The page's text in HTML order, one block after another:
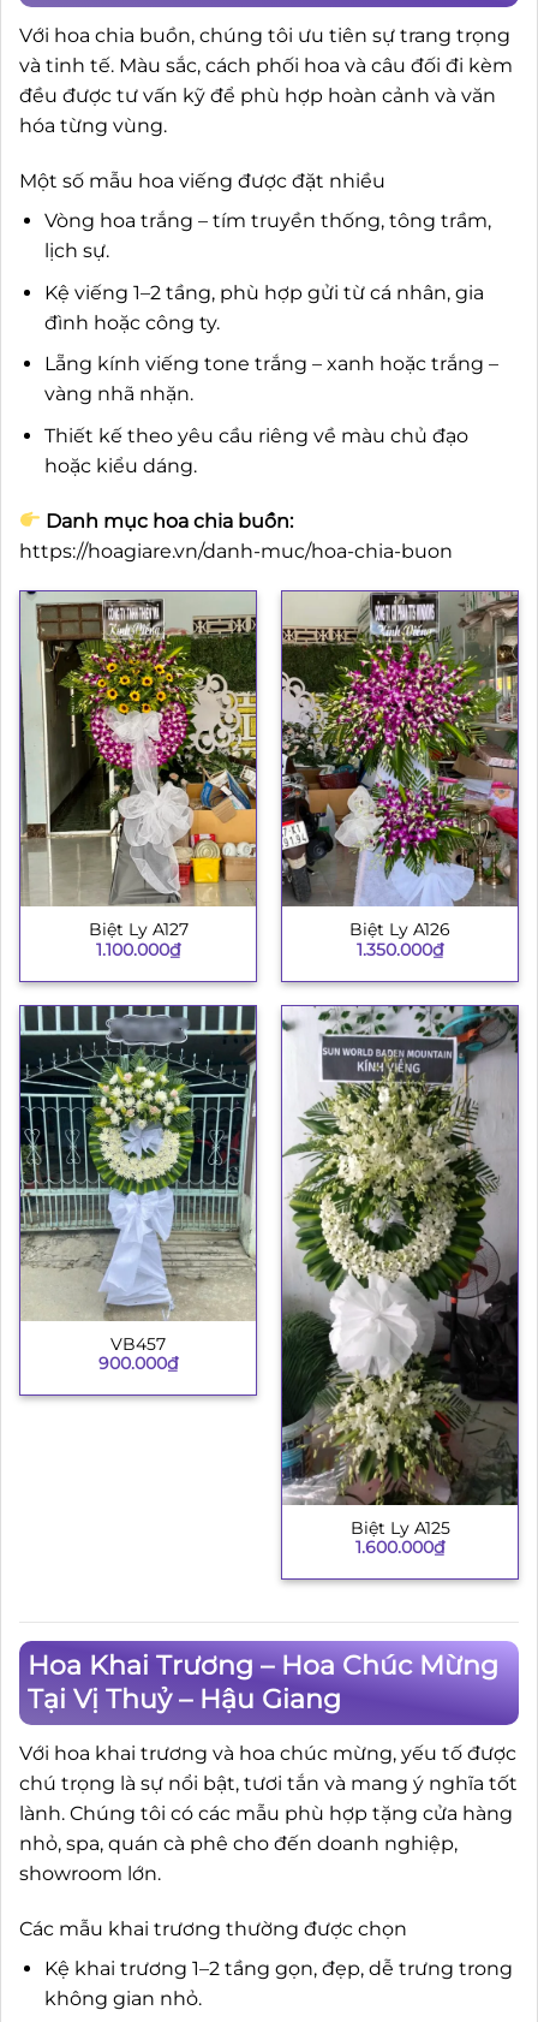
Với hoa chia buồn, chúng tôi ưu tiên sự trang trọng
và tinh tế. Màu sắc, cách phối hoa và câu đối đi kèm
đều được tư vấn kỹ để phù hợp hoàn cảnh và văn
hóa từng vùng.
Một số mẫu hoa viếng được đặt nhiều
Vòng hoa trắng – tím truyền thống, tông trầm,
lịch sự.
Kệ viếng 1–2 tầng, phù hợp gửi từ cá nhân, gia
đình hoặc công ty.
Lẵng kính viếng tone trắng – xanh hoặc trắng –
vàng nhã nhặn.
Thiết kế theo yêu cầu riêng về màu chủ đạo
hoặc kiểu dáng.
Danh mục hoa chia buồn:
https://hoagiare.vn/danh-muc/hoa-chia-buon
Biệt Ly A127
1.100.000₫
Biệt Ly A126
1.350.000₫
VB457
900.000₫
Biệt Ly A125
1.600.000₫
Hoa Khai Trương – Hoa Chúc Mừng
Tại Vị Thuỷ – Hậu Giang
Với hoa khai trương và hoa chúc mừng, yếu tố được
chú trọng là sự nổi bật, tươi tắn và mang ý nghĩa tốt
lành. Chúng tôi có các mẫu phù hợp tặng cửa hàng
nhỏ, spa, quán cà phê cho đến doanh nghiệp,
showroom lớn.
Các mẫu khai trương thường được chọn
Kệ khai trương 1–2 tầng gọn, đẹp, dễ trưng trong
không gian nhỏ.